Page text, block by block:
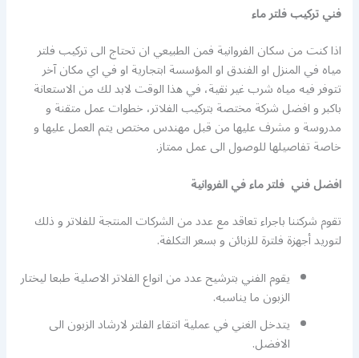
فني تركيب فلتر ماء
اذا كنت من سكان الفروانية فمن الطبيعي ان تحتاج الى تركيب فلتر
مياه في المنزل او الفندق او المؤسسة ابتجارية او في اي مكان آخر
تتوفر فيه مياه شرب غير نقية، في هذا الوقت لابد لك من الاستعانة
باكبر و افضل شركة مختصة بتركيب الفلاتر، خطوات عمل متقنة و
مدروسة و مشرف عليها من قبل مهندس مختص يتم العمل عليها و
خاصة تفاصيلها للوصول الى عمل ممتاز.
افضل فني فلتر ماء في الفروانية
تقوم شركتنا باجراء تعاقد مع عدد من الشركات المنتجة للفلاتر و ذلك
لتوريد أجهزة فلترة للزبائن و بسعر التكلفة.
يقوم الفني بترشيح عدد من انواع الفلاتر الاصلية طبعا ليختار
الزبون ما يناسبه.
يتدخل الغني في عملية انتقاء الفلتر لارشاد الزبون الى
الافضل.